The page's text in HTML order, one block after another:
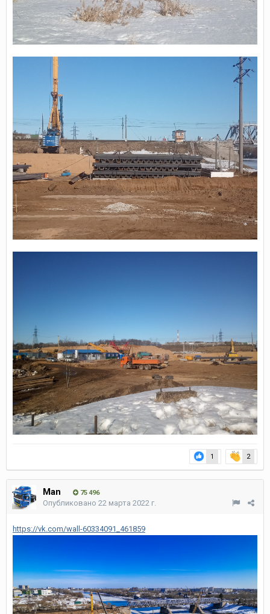
1 2
Man 75 496
Опубликовано 22 марта 2022 г.
https://vk.com/wall-60334091_461859